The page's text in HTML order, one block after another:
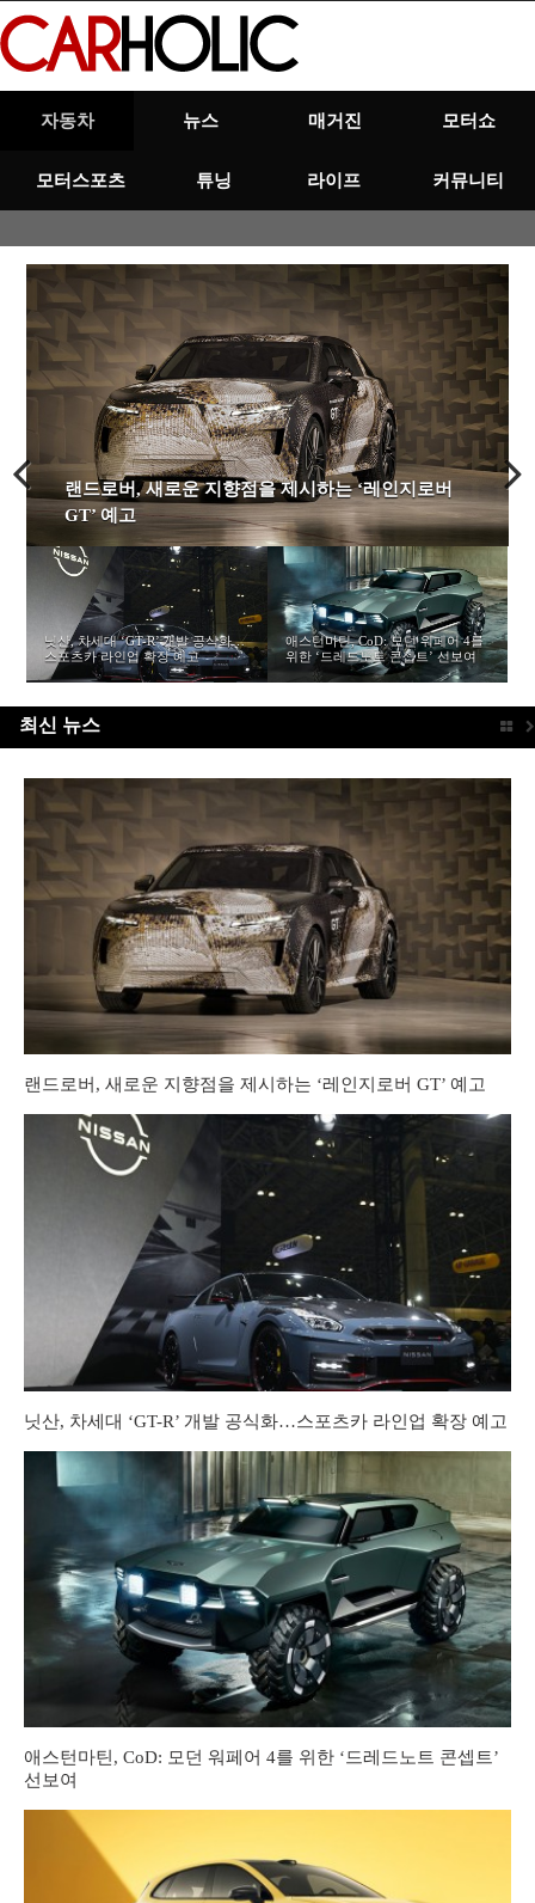
Skip
to
content
자동차 뉴스 매거진 모터쇼
모터스포츠 튜닝 라이프 커뮤니티
랜드로버, 새로운 지향점을 제시하는 ‘레인지로버
GT’ 예고
닛산, 차세대 ‘GT-R’ 개발 공식화…
스포츠카 라인업 확장 예고
애스턴마틴, CoD: 모던 워페어 4를
위한 ‘드레드노트 콘셉트’ 선보여
레이싱 모델 서한빛 인터뷰 – ‘다시 함께 하고 싶은
모델이 되고 싶은 그녀’
가정의 달, 화창한 봄날 어떤 선물
이 좋을까?
ASUS, 2-in-1 노트북 모델 구매자
대상 프로모션 실시
[리뷰] GR의 개발 역량을 집약한 궁극의 코롤라 –
토요타 GRMN 코롤라
[비교] 반전이 절실한 두 프리미엄
전동화 SUV – 캐딜락 리릭 & 메르
세데스-벤츠 EQE SUV
[리뷰] 랜드로버의 장인들이 빚어낸
묵빛의 SV – 랜드로버 레인지로버
SV 블랙
[시승기] 1,400km까지 달리는 하이브리드 SUV –
BYD 씨라이언 6 DM-i의 주행 지속성은?
[리뷰] GR의 개발 역량을 집약한 궁
극의 코롤라 – 토요타 GRMN 코롤
라
[시승기] 럭셔리 오픈 톱의 매력을
품은 ‘럭셔리 GT’ – 마세라티 그란
카브리오 트로페오
BMW 코리아, 한정판 플래그십 ‘7시리즈 네로 루쏘
에디션’ 국내 최초 공개
제네시스, ‘마그마 GT 콘셉트’ 공
개…브랜드 가치 개선을 위한 청사
진 제시
현대차, 아트 오브 스틸 DNA 담아
낸 8세대 ‘디 올 뉴 아반떼’ 공개
폭염 속에서 펼쳐진 인제 GT 마스터즈 3라운드
‘B.O.B 레이싱 X 아주자동차대학교’ 포디엄 정상!
日 슈퍼 GT, 내년부터는 브리지스
톤·던롭으로 달린다…타이어 규정
개편
[인터뷰] “넥센타이어 진영의 승리
를 이끌 것” – DCT 레이싱 김영찬
[시승기] 1,400km까지 달리는 하이브리드 SUV –
BYD 씨라이언 6 DM-i의 주행 지속성은?
[시승기] 럭셔리 오픈 톱의 매력을
품은 ‘럭셔리 GT’ – 마세라티 그란
카브리오 트로페오
[시승기] 독보적인 헤리티지와 전동
화의 공존 – 포르쉐 파나메라 터보
E-하이브리드
랜드로버, 새로운 지향점을 제시하는 ‘레인지로버
GT’ 예고
포르쉐, 영국 진출 75주년 기념
‘911 GT3 얼스 코트 51 에디션’ 공
개
볼보, 브랜드의 혁신을 담은 플래그
십 세단, ES90 출시…7,294만원부
터 시작해
[인터뷰] 마티아스 바이틀 벤츠 코리아 대표이사
“CSR과 마케팅은 별개, 기브앤 레이스 다음은 운전
문화 확립에 기여하고 싶다”
[인터뷰] “고객의 승리와 행복의 동
반자가 될 것” 포르텍 시부야 세이
이치 대표
[인터뷰] 토요타 가주 레이싱부터
그로우 디자인까지.. – 사사키 마사
히로
고온다습한 폭염과 장거리 주행…여름 휴가철 차량
관리
엔진 열 낮추고 달궈진 아스팔트 대
응…폭염 대비 차량 관리
후지 스피드웨이, ‘포레스트 테라
스’로 공간의 새로운 가치를 더하고
미래를 그리다
Next
최신 뉴스
랜드로버, 새로운 지향점을 제시하는 ‘레인지로버 GT’ 예고
닛산, 차세대 ‘GT-R’ 개발 공식화…스포츠카 라인업 확장 예고
애스턴마틴, CoD: 모던 워페어 4를 위한 ‘드레드노트 콘셉트’
선보여